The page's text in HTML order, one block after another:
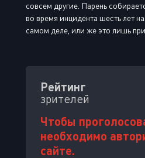
совсем другие. Парень
во время инцидента шесть лет
самом деле, или же это лишь
Рейтинг
зрителей
Чтобы
необходимо
сайте.